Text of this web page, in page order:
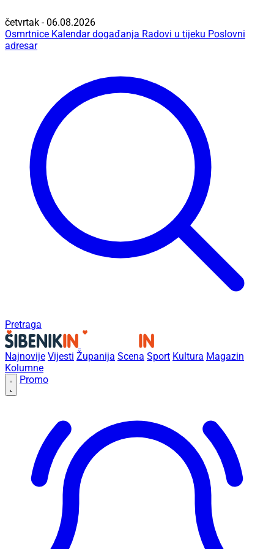
četvrtak - 06.08.2026
Osmrtnice Kalendar događanja Radovi u tijeku Poslovni
adresar
Pretraga
Najnovije Vijesti Županija Scena Sport Kultura Magazin
Kolumne
Promo